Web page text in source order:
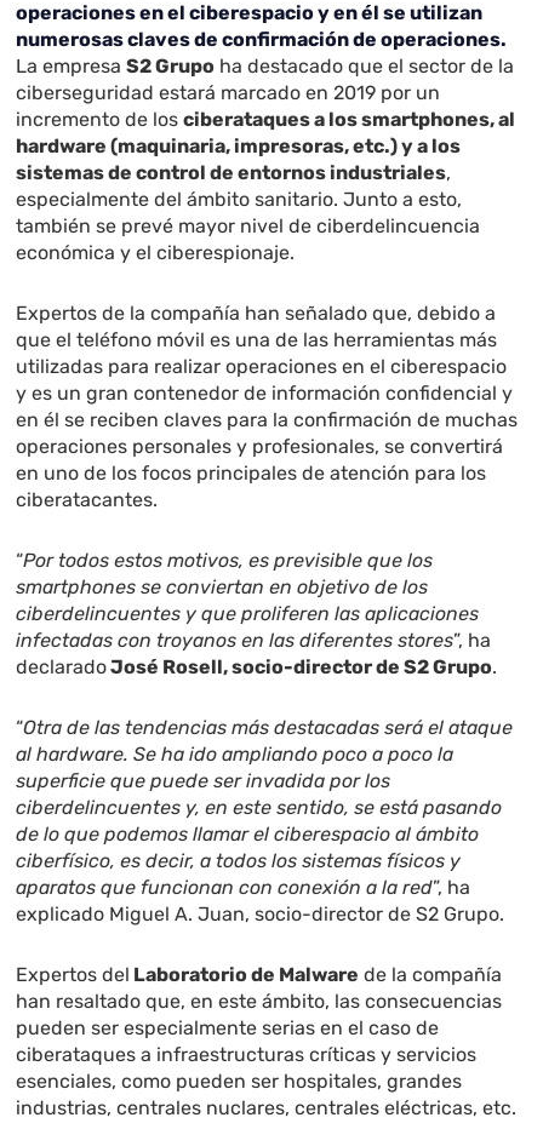
operaciones en el ciberespacio y en él se utilizan
numerosas claves de confirmación de operaciones.
La empresaS2 Grupo ha destacado que el sector de la
ciberseguridad estará marcado en 2019 por un
incremento de losciberataques a los smartphones, al
hardware (maquinaria, impresoras, etc.) y a los
sistemas de control de entornos industriales,
especialmente del ámbito sanitario. Junto a esto,
también se prevé mayor nivel de ciberdelincuencia
económica y el ciberespionaje.
Expertos de la compañía han señalado que, debido a
que el teléfono móvil es una de las herramientas más
utilizadas para realizar operaciones en el ciberespacio
y es un gran contenedor de información confidencial y
en él se reciben claves para la confirmación de muchas
operaciones personales y profesionales, se convertirá
en uno de los focos principales de atención para los
ciberatacantes.
“Por todos estos motivos, es previsible que los
smartphones se conviertan en objetivo de los
ciberdelincuentes y que proliferen las aplicaciones
infectadas con troyanos en las diferentes stores”, ha
declaradoJosé Rosell, socio-director de S2 Grupo.
“Otra de las tendencias más destacadas será el ataque
al hardware. Se ha ido ampliando poco a poco la
superficie que puede ser invadida por los
ciberdelincuentes y, en este sentido, se está pasando
de lo que podemos llamar el ciberespacio al ámbito
ciberfísico, es decir, a todos los sistemas físicos y
aparatos que funcionan con conexión a la red”, ha
explicado Miguel A. Juan, socio-director de S2 Grupo.
Expertos del Laboratorio de Malware de la compañía
han resaltado que, en este ámbito, las consecuencias
pueden ser especialmente serias en el caso de
ciberataques a infraestructuras críticas y servicios
esenciales, como pueden ser hospitales, grandes
industrias, centrales nuclares, centrales eléctricas, etc.